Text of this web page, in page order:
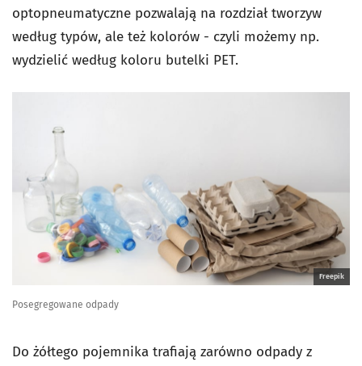
optopneumatyczne pozwalają na rozdział tworzyw
według typów, ale też kolorów - czyli możemy np.
wydzielić według koloru butelki PET.
Freepik
Posegregowane odpady
Do żółtego pojemnika trafiają zarówno odpady z